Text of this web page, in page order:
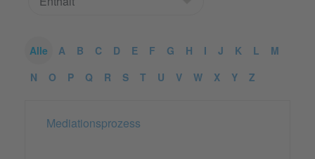
Alle A B C D E F G H I J K L
M
N
O P Q R S T U V W X Y Z
Mediationsprozess